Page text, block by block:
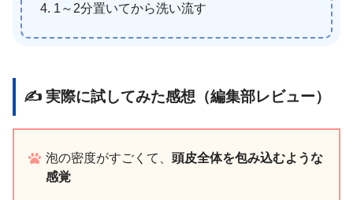
1～2分置いてから洗い流す
✍ 実際に試してみた感想（編集部レビュー）
泡の密度がすごくて、 頭皮全体を包み込むような
感覚